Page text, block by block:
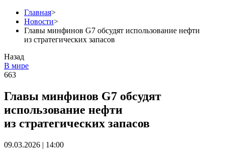
Главная>
Новости>
Главы минфинов G7 обсудят использование нефти
из стратегических запасов
Назад
В мире
663
Главы минфинов G7 обсудят
использование нефти
из стратегических запасов
09.03.2026 | 14:00